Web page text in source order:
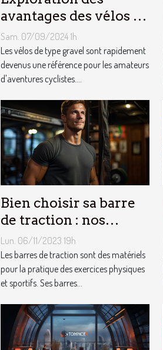
avantages des vélos de
type gravel pour les
aventuriers
Sam. 07/09/2024 1h
Les vélos de type gravel sont rapidement
devenus une référence pour les amateurs
d'aventures cyclistes....
Bien choisir sa barre
de traction : nos
conseils !
Lun. 06/11/2023 19h
Les barres de traction sont des matériels
pour la pratique des exercices physiques
et sportifs. Ses barres...